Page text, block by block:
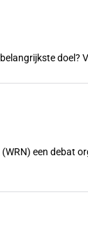
doel?
een debat